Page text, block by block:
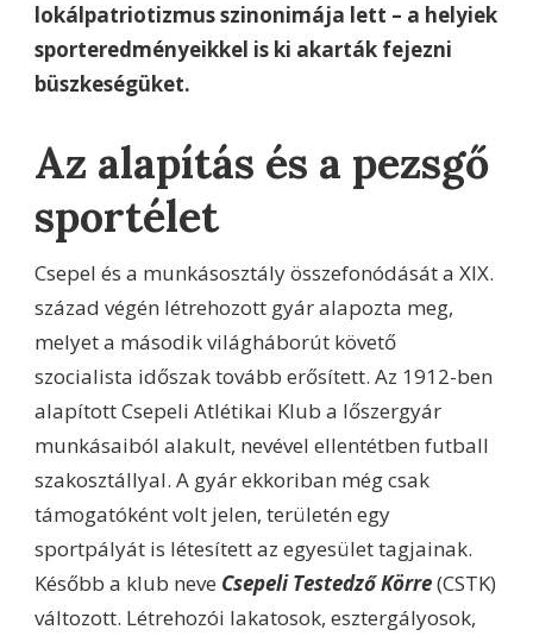
lokálpatriotizmus szinonimája lett – a helyiek
sporteredményeikkel is ki akarták fejezni
büszkeségüket.
Az alapítás és a pezsgő
sportélet
Csepel és a munkásosztály összefonódását a XIX.
század végén létrehozott gyár alapozta meg,
melyet a második világháborút követő
szocialista időszak tovább erősített. Az 1912-ben
alapított Csepeli Atlétikai Klub a lőszergyár
munkásaiból alakult, nevével ellentétben futball
szakosztállyal. A gyár ekkoriban még csak
támogatóként volt jelen, területén egy
sportpályát is létesített az egyesület tagjainak.
Később a klub neve Csepeli Testedző Körre(CSTK)
változott. Létrehozói lakatosok, esztergályosok,